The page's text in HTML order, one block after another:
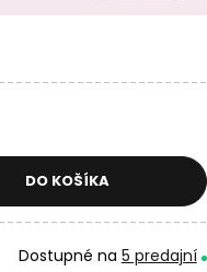
DO KOŠÍKA
Dostupné na 5 predajní